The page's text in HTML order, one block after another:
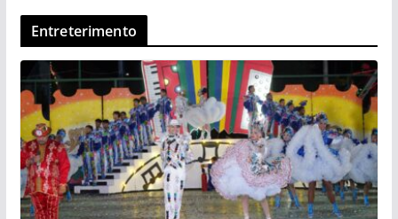
Entreterimento